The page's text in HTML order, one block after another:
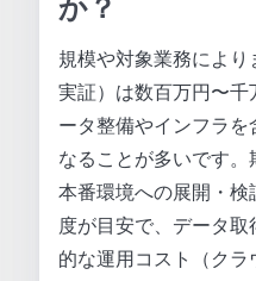
規模や対象業務により
実証）は数百万円〜
ータ整備やインフラを
なることが多いです。
本番環境への展開・検
度が目安で、データ
的な運用コスト（クラ